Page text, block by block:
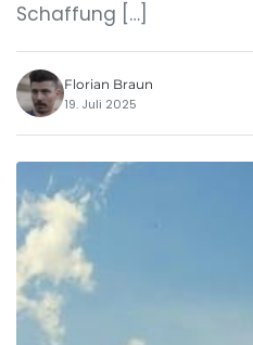
Schaffung […]
Florian Braun
19. Juli 2025